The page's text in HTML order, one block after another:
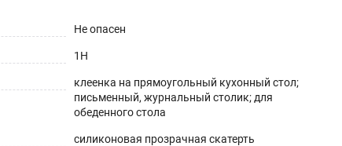
Не опасен
1H
клеенка на прямоугольный кухонный стол;
письменный, журнальный столик; для
обеденного стола
силиконовая прозрачная скатерть